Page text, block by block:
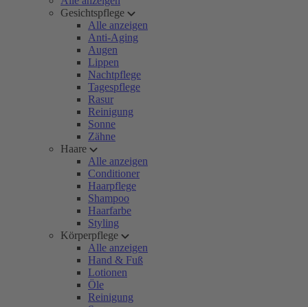
Gesichtspflege
Alle anzeigen
Anti-Aging
Augen
Lippen
Nachtpflege
Tagespflege
Rasur
Reinigung
Sonne
Zähne
Haare
Alle anzeigen
Conditioner
Haarpflege
Shampoo
Haarfarbe
Styling
Körperpflege
Alle anzeigen
Hand & Fuß
Lotionen
Öle
Reinigung